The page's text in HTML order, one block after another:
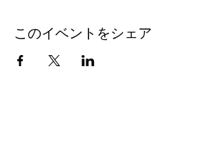
このイベントをシェア